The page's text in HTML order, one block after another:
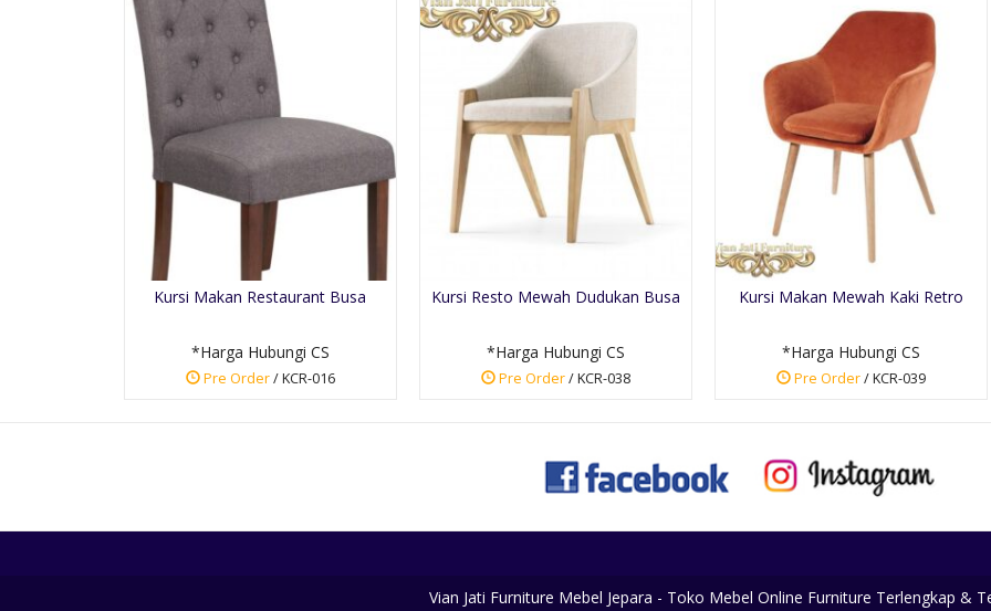
Kursi Makan Restaurant Busa
*Harga Hubungi CS
Pre Order/ KCR-016
Kursi Resto Mewah Dudukan Busa
*Harga Hubungi CS
Pre Order/ KCR-038
Kursi Makan Mewah Kaki Retro
*Harga Hubungi CS
Pre Order/ KCR-039
Vian Jati Furniture Mebel Jepara - Toko Mebel Online Furniture Terlengkap &